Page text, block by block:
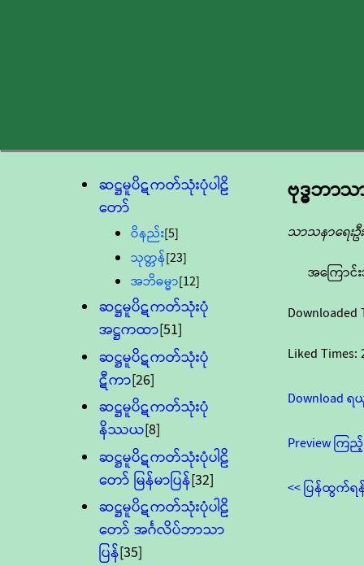
ဆဋ္ဌမူပိဋကတ်သုံးပုံပါဠိ
တော်
ဝိနည်း[5]
သုတ္တန်[23]
အဘိဓမ္မာ[12]
ဆဋ္ဌမူပိဋကတ်သုံးပုံ
အဋ္ဌကထာ[51]
ဆဋ္ဌမူပိဋကတ်သုံးပုံ
ဋီကာ[26]
ဆဋ္ဌမူပိဋကတ်သုံးပုံ
နိဿယ[8]
ဆဋ္ဌမူပိဋကတ်သုံးပုံပါဠိ
တော် မြန်မာပြန်[32]
ဆဋ္ဌမူပိဋကတ်သုံးပုံပါဠိ
တော် အင်္ဂလိပ်ဘာသာ
ပြန်[35]
ဗုဒ္ဓဘာ
သာသနာရေးဦ
အကြောင်
Downloaded
Liked Times:
Download
Preview ကြ
<< ပြန်ထွက်ရ